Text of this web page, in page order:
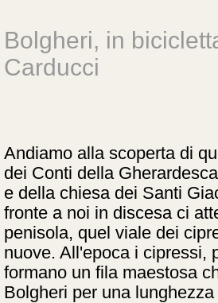
Bolgheri, in
Carducci
Andiamo alla scoperta di
dei Conti della
e della chiesa dei Santi
fronte a noi in discesa ci
penisola, quel viale dei
nuove. All'epoca i cipressi,
formano un fila maestosa
Bolgheri per una